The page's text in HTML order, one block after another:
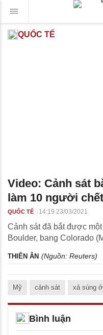
QUỐC TẾ
Video: Cảnh sát
làm 10 người
QUỐC TẾ 14:19 23/03/2021
Cảnh sát đã bắt được
Boulder, bang Colorado
THIÊN ÂN (Nguồn: Reuters)
Mỹ cảnh sát xả súng
Bình luận